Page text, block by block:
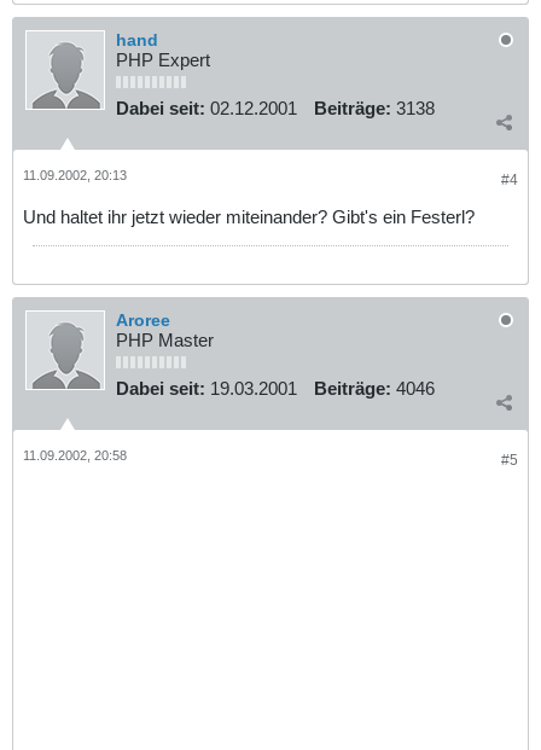
hand
PHP Expert
Dabei seit: 02.12.2001 Beiträge: 3138
#4
11.09.2002, 20:13
Und haltet ihr jetzt wieder miteinander? Gibt's ein Festerl?
Aroree
PHP Master
Dabei seit: 19.03.2001 Beiträge: 4046
#5
11.09.2002, 20:58